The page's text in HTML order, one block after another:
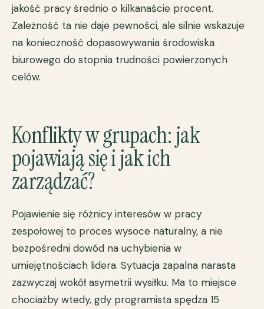
jakość pracy średnio o kilkanaście procent.
Zależność ta nie daje pewności, ale silnie wskazuje
na konieczność dopasowywania środowiska
biurowego do stopnia trudności powierzonych
celów.
Konflikty w grupach: jak
pojawiają się i jak ich
zarządzać?
Pojawienie się różnicy interesów w pracy
zespołowej to proces wysoce naturalny, a nie
bezpośredni dowód na uchybienia w
umiejętnościach lidera. Sytuacja zapalna narasta
zazwyczaj wokół asymetrii wysiłku. Ma to miejsce
chociażby wtedy, gdy programista spędza 15